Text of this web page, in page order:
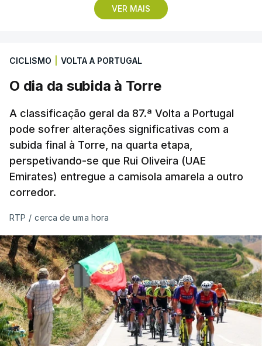
VER MAIS
A jornada fica para já marcada pelo empate 2-2
Amadora, num jogo que os ‘leões estiveram a
vencer por 2-0, e pelo triunfo do regressado
Marítimo na receção ao Casa Pia (1-0).
Programa da 1.ª jornada
Sábado
Marítimo - Casa Pia, 1-0
Vitória de Guimarães – Arouca, 0-1
Estrela Amadora – Sporting, 2-2
Domingo
CICLISMO VOLTA A PORTUGAL
O dia da subida à Torre
A classificação geral da 87.ª Volta a Portugal
pode sofrer alterações significativas com a
subida final à Torre, na quarta etapa,
perspetivando-se que Rui Oliveira (UAE
Emirates) entregue a camisola amarela a outro
corredor.
RTP / cerca de uma hora